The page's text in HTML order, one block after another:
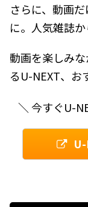
さらに、動画
に。人気雑誌
動画を楽しみ
るU-NEXT、お
＼ 今すぐU-